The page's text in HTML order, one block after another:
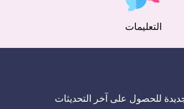
التعليمات
للحصول على آخر التحديثات